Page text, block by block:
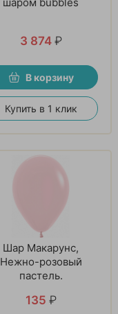
3 874 ₽
В корзину
Купить в 1 клик
Шар Макарунс,
Нежно-розовый
пастель.
135 ₽